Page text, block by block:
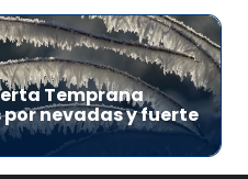
Temprana
por nevadas y fuerte